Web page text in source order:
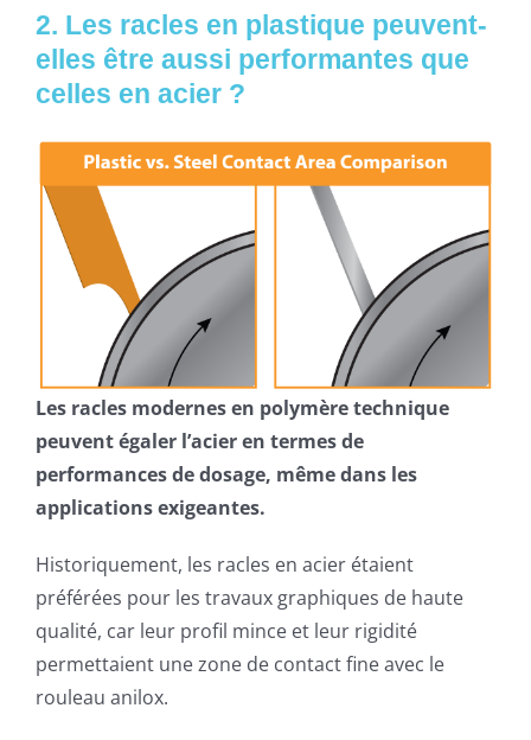
2. Les racles en plastique peuvent-
elles être aussi performantes que
celles en acier ?
Les racles modernes en polymère technique
peuvent égaler l’acier en termes de
performances de dosage, même dans les
applications exigeantes.
Historiquement, les racles en acier étaient
préférées pour les travaux graphiques de haute
qualité, car leur profil mince et leur rigidité
permettaient une zone de contact fine avec le
rouleau anilox.